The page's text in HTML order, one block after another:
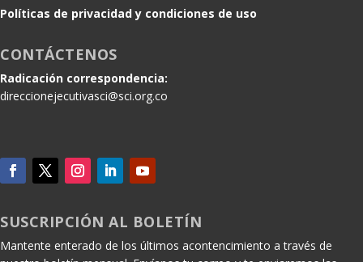
Políticas de privacidad y condiciones de uso
CONTÁCTENOS
Radicación correspondencia:
direccionejecutivasci@sci.org.co
SUSCRIPCIÓN AL BOLETÍN
Mantente enterado de los últimos acontencimiento a través de